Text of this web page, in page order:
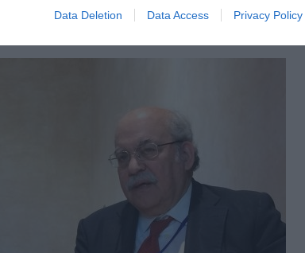
Data Deletion Data Access Privacy Policy
un problema per fomentar l’economia.